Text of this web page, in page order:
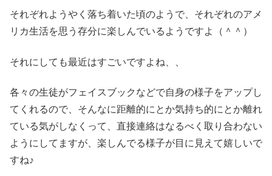
それぞれようやく落ち着いた頃のようで、それぞれのアメ
リカ生活を思う存分に楽しんでいるようですよ（＾＾）
それにしても最近はすごいですよね、、
各々の生徒がフェイスブックなどで自身の様子をアップし
てくれるので、そんなに距離的にとか気持ち的にとか離れ
ている気がしなくって、直接連絡はなるべく取り合わない
ようにしてますが、楽しんでる様子が目に見えて嬉しいで
すね♪